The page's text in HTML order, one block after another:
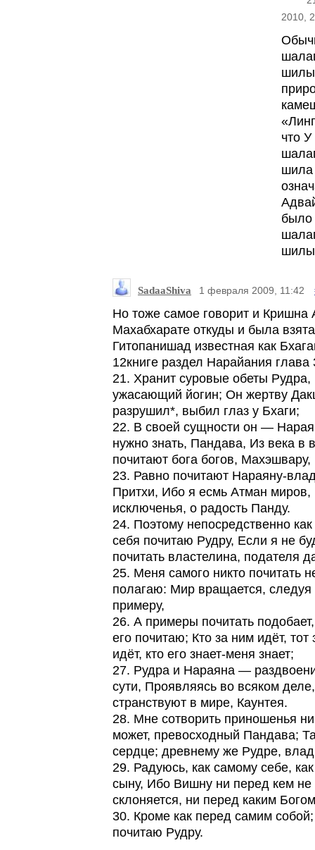
2010,
шилы
что
шила
было
шилы
SadaaShiva 1 февраля 2009, 11:42
Но тоже самое говорит и Кришна
Махабхарате откуды и была взята
Гитопанишад известная как
12книге раздел Нарайания глава
21. Хранит суровые обеты Рудра,
ужасающий йогин; Он жертву
разрушил*, выбил глаз у Бхаги;
22. В своей сущности он —
нужно знать, Пандава, Из века в
почитают бога богов, Махэшвару,
23. Равно почитают Нараяну-
Притхи, Ибо я есмь Атман миров,
исключенья, о радость Панду.
24. Поэтому непосредственно
себя почитаю Рудру, Если я не
почитать властелина, подателя
25. Меня самого никто почитать
полагаю: Мир вращается,
примеру,
26. А примеры почитать
его почитаю; Кто за ним идёт, тот
идёт, кто его знает-меня знает;
27. Рудра и Нараяна —
сути, Проявляясь во всяком
странствуют в мире, Каунтея.
28. Мне сотворить приношенья
может, превосходный Пандава;
сердце; древнему же Рудре,
29. Радуюсь, как самому себе,
сыну, Ибо Вишну ни перед кем не
склоняется, ни перед каким
30. Кроме как перед самим
почитаю Рудру.